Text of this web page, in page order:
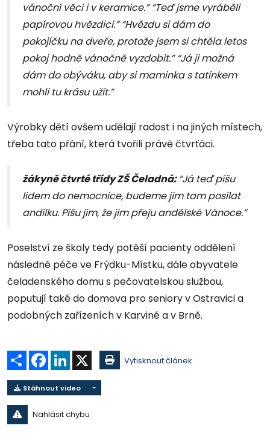
vánoční věci i v keramice.” “Teď jsme vyráběli
papírovou hvězdici.” “Hvězdu si dám do
pokojíčku na dveře, protože jsem si chtěla letos
pokoj hodně vánočně vyzdobit.” “Já ji možná
dám do obýváku, aby si maminka s tatínkem
mohli tu krásu užít.”
Výrobky dětí ovšem udělají radost i na jiných místech,
třeba tato přání, která tvořili právě čtvrťáci.
žákyně čtvrté třídy ZŠ Čeladná:“Já teď píšu
lidem do nemocnice, budeme jim tam posílat
andílku. Píšu jim, že jim přeju andělské Vánoce.”
Poselství ze školy tedy potěší pacienty oddělení
následné péče ve Frýdku-Místku, dále obyvatele
čeladenského domu s pečovatelskou službou,
poputují také do domova pro seniory v Ostravici a
podobných zařízeních v Karviné a v Brně.
Sdílet Facebook
LinkedIn Vytisknout článek
Stáhnout video
Nahlásit chybu